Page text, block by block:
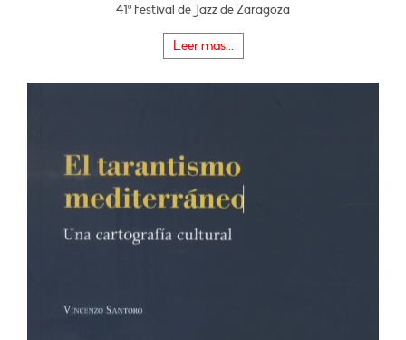
41º Festival de Jazz de Zaragoza
Leer más...